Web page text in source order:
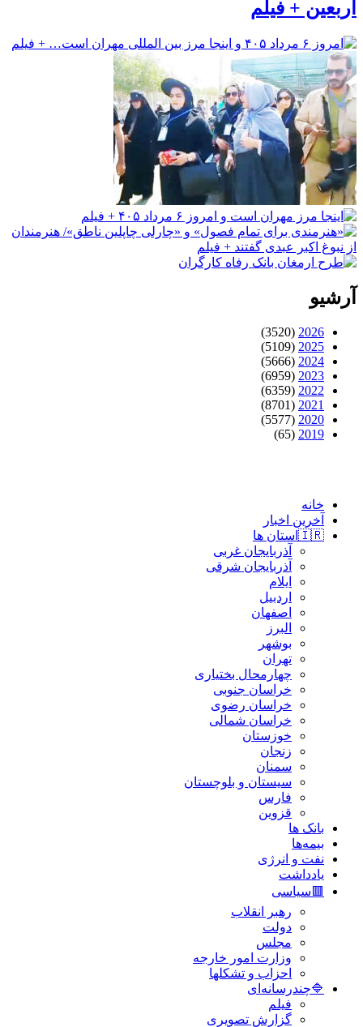
اربعین + فیلم
آرشیو
2026
(3520)
2025
(5109)
2024
(5666)
2023
(6959)
2022
(6359)
2021
(8701)
2020
(5577)
2019
(65)
خانه
آخرین اخبار
🇮🇷استان ‌ها
آذربایجان غربی
آذربایجان شرقی
ایلام
اردبیل
اصفهان
البرز
بوشهر
تهران
چهارمحال بختیاری
خراسان جنوبی
خراسان رضوی
خراسان شمالی
خوزستان
زنجان
سمنان
سیستان و بلوچستان
فارس
قزوین
بانک ها
بیمه‌ها
نفت و انرژی
یادداشت
🟥سیاسی
رهبر انقلاب
دولت
مجلس
وزارت امور خارجه
احزاب و تشکلها
🔷چندرسانه‌ای
فیلم
گزارش تصویری